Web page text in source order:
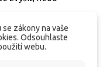
vysokého
zákony na vaše
Odsouhlaste
webu.